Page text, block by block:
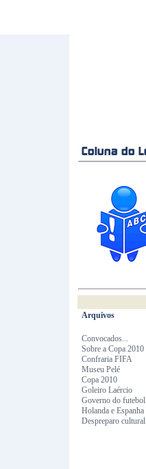
Arquivos
Convocados...
Sobre a Copa 2010
Confraria FIFA
Museu Pelé
Copa 2010
Goleiro Laércio
Governo do futebol
Holanda e Espanha
Despreparo cultural